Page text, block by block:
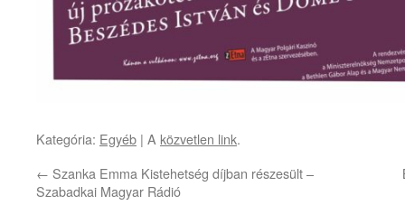
Kategória: Egyéb | A közvetlen link.
← Szanka Emma Kistehetség díjban részesült –
Szabadkai Magyar Rádió